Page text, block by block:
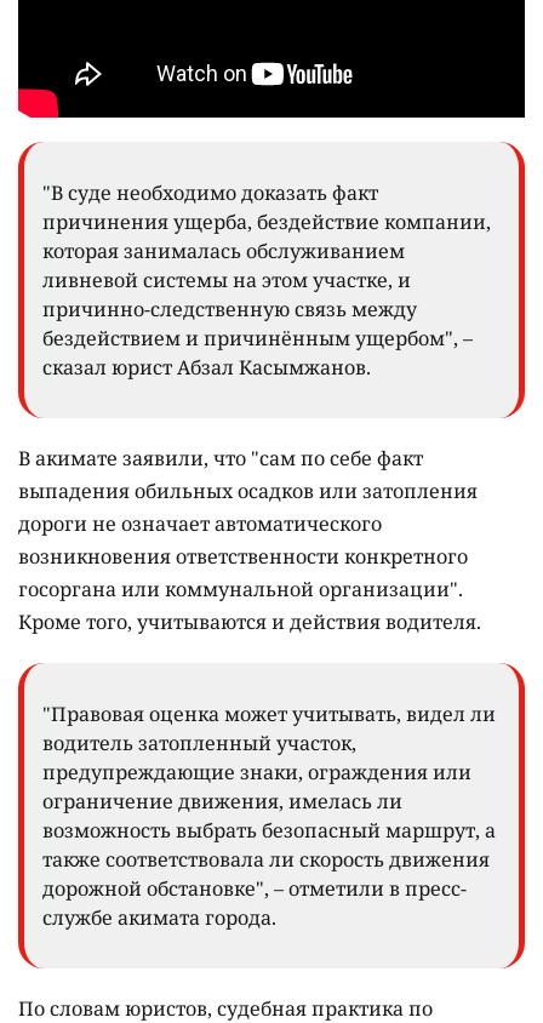
"В суде необходимо доказать факт
причинения ущерба, бездействие компании,
которая занималась обслуживанием
ливневой системы на этом участке, и
причинно-следственную связь между
бездействием и причинённым ущербом", –
сказал юрист Абзал Касымжанов.
В акимате заявили, что "сам по себе факт
выпадения обильных осадков или затопления
дороги не означает автоматического
возникновения ответственности конкретного
госоргана или коммунальной организации".
Кроме того, учитываются и действия водителя.
"Правовая оценка может учитывать, видел ли
водитель затопленный участок,
предупреждающие знаки, ограждения или
ограничение движения, имелась ли
возможность выбрать безопасный маршрут, а
также соответствовала ли скорость движения
дорожной обстановке", – отметили в пресс-
службе акимата города.
По словам юристов, судебная практика по